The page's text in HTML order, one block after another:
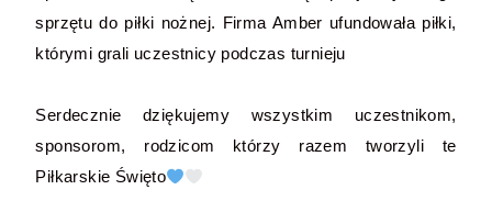
sprzętu do piłki nożnej. Firma Amber ufundowała piłki,
którymi grali uczestnicy podczas turnieju
Serdecznie dziękujemy wszystkim uczestnikom,
sponsorom, rodzicom którzy razem tworzyli te
Piłkarskie Święto